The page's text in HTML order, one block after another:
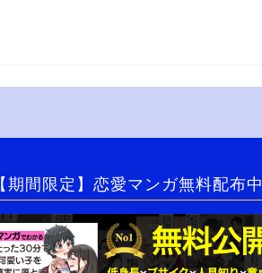
【期間限定】恋愛マンガ無料配布中